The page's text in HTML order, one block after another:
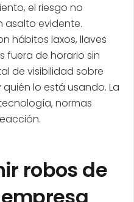
el riesgo no
asalto evidente.
hábitos laxos, llaves
fuera de horario sin
de visibilidad sobre
lo está usando. La
normas
robos de